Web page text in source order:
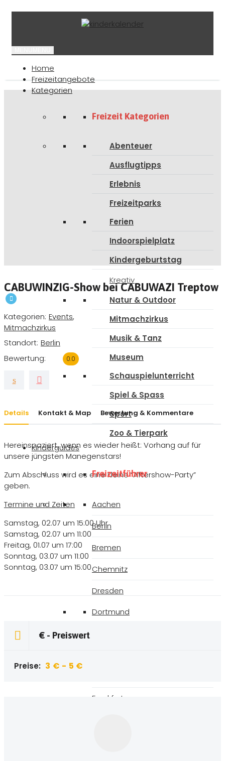
Home
Freizeitangebote
Kategorien
Freizeit Kategorien
Abenteuer
Ausflugtipps
Erlebnis
Freizeitparks
Ferien
Indoorspielplatz
Kindergeburtstag
Kreativ
Natur & Outdoor
Mitmachzirkus
Musik & Tanz
Museum
Schauspielunterricht
Spiel & Spass
Sport
Zoo & Tierpark
Kinderguides
Freizeitführer
Aachen
Berlin
Bremen
Chemnitz
Dresden
Dortmund
Frankfurt
CABUWINZIG-Show bei CABUWAZI Treptow
Kategorien Events,
Mitmachzirkus
Standort Berlin
Bewertung
0.0
Details Kontakt & Map Bewertung & Kommentare
Hereinspaziert, wenn es wieder heißt: Vorhang auf für
unsere jüngsten Manegenstars!
Zum Abschluss wird es eine kleine “Aftershow-Party”
geben.
Termine und Zeiten
Samstag, 02.07 um 15:00 Uhr
Samstag, 02.07 um 11:00
Freitag, 01.07 um 17:00
Sonntag, 03.07 um 11:00
Sonntag, 03.07 um 15:00
€ - Preiswert
Preise: 3 € - 5 €